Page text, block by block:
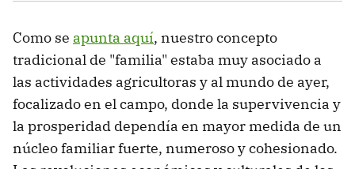
Como se apunta aquí, nuestro concepto
tradicional de "familia" estaba muy asociado a
las actividades agricultoras y al mundo de ayer,
focalizado en el campo, donde la supervivencia y
la prosperidad dependía en mayor medida de un
núcleo familiar fuerte, numeroso y cohesionado.